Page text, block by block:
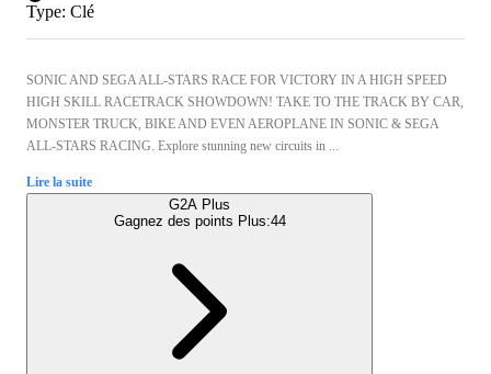
Type: Clé
SONIC AND SEGA ALL-STARS RACE FOR VICTORY IN A HIGH SPEED
HIGH SKILL RACETRACK SHOWDOWN! TAKE TO THE TRACK BY CAR,
MONSTER TRUCK, BIKE AND EVEN AEROPLANE IN SONIC & SEGA
ALL-STARS RACING. Explore stunning new circuits in ...
Lire la suite
G2A Plus
Gagnez des points Plus:44